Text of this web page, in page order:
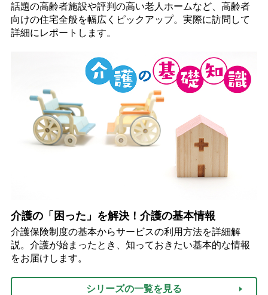
話題の高齢者施設や評判の高い老人ホームなど、高齢者
向けの住宅全般を幅広くピックアップ。実際に訪問して
詳細にレポートします。
介護の「困った」を解決！介護の基本情報
介護保険制度の基本からサービスの利用方法を詳細解
説。介護が始まったとき、知っておきたい基本的な情報
をお届けします。
シリーズの一覧を見る